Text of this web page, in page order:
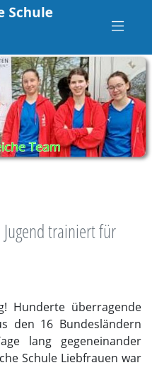
trainiert für
Hunderte überragende
den 16 Bundesländern
lang gegeneinander
Schule Liebfrauen war